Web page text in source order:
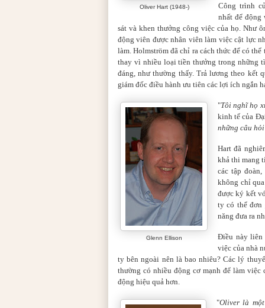
Oliver Hart (1948-)
Công trình
nhất để động
sát và khen thưởng công việc của họ. Như
động viên được nhân viên làm việc cật lực
làm. Holmström đã chỉ ra cách thức để có
thay vì nhiều loại tiền thưởng trong những
đáng, như thường thấy. Trả lương theo kết
giám đốc điều hành ưu tiên các lợi ích ngắn
Glenn Ellison
"Tôi nghĩ họ
kinh tế của
những câu
Hart đã
khả thi mang
các tập
không chỉ
được ký kết
ty có thể đơn
năng đưa ra
Điều này liên
việc của nhà
ty bên ngoài nên là bao nhiêu? Các lý
thường có nhiều động cơ mạnh để làm việc
động hiệu quả hơn.
"Oliver là